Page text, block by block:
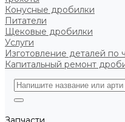
Конусные дробилки
Питатели
Щековые дробилки
Услуги
Изготовление деталей по
Капитальный ремонт